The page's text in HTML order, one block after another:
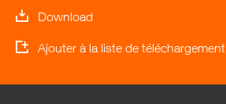
Download
Ajouter à la liste de téléchargement